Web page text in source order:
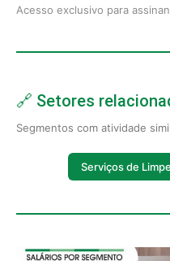
Acesso exclusivo para
🔗 Setores
Segmentos com atividade
Serviços de